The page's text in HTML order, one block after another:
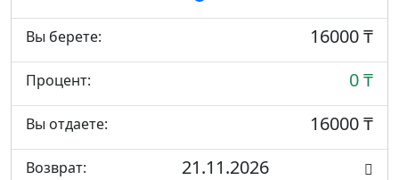
Вы берете: 16000 ₸
Процент: 0 ₸
Вы отдаете: 16000 ₸
Возврат: 21.11.2026